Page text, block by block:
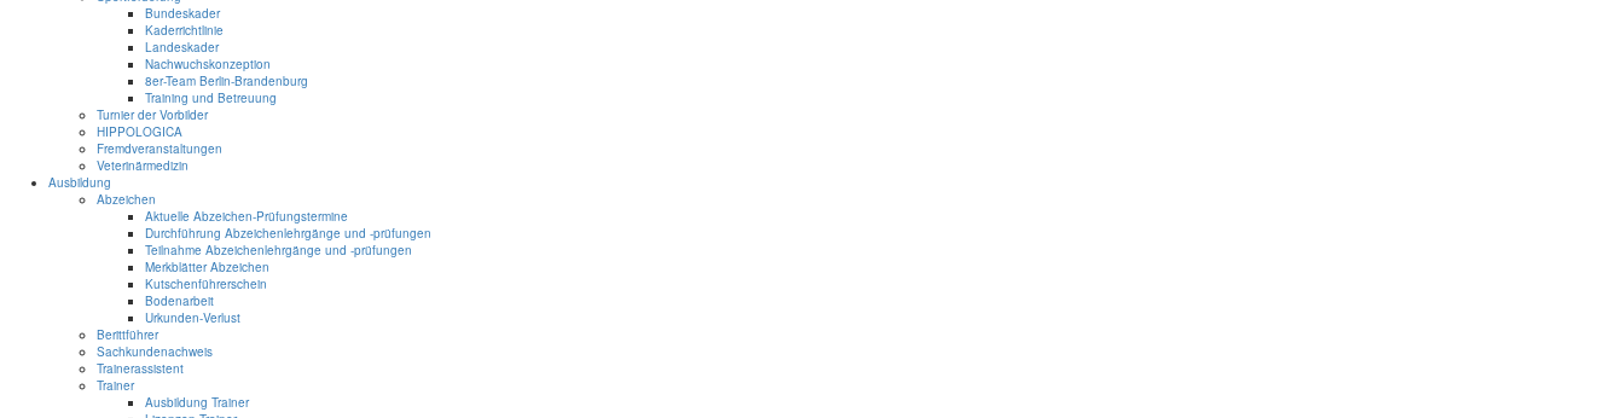
Bundeskader
Kaderrichtlinie
Landeskader
Nachwuchskonzeption
8er-Team Berlin-Brandenburg
Training und Betreuung
Turnier der Vorbilder
HIPPOLOGICA
Fremdveranstaltungen
Veterinärmedizin
Ausbildung
Abzeichen
Aktuelle Abzeichen-Prüfungstermine
Durchführung Abzeichenlehrgänge und -prüfungen
Teilnahme Abzeichenlehrgänge und -prüfungen
Merkblätter Abzeichen
Kutschenführerschein
Bodenarbeit
Urkunden-Verlust
Berittführer
Sachkundenachweis
Trainerassistent
Trainer
Ausbildung Trainer